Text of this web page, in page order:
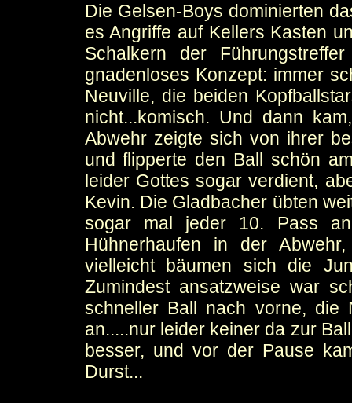
Die Gelsen-Boys dominierten
es Angriffe auf Kellers Kasten
Schalkern der
gnadenloses Konzept: immer
Neuville, die beiden
nicht...komisch. Und dann
Abwehr zeigte sich von ihrer
und flipperte den Ball schön
leider Gottes sogar verdient,
Kevin. Die Gladbacher übten
sogar mal jeder 10. Pass
Hühnerhaufen in der
vielleicht bäumen sich die
Zumindest ansatzweise war
schneller Ball nach vorne, die
an.....nur leider keiner da zur
besser, und vor der Pause
Durst...